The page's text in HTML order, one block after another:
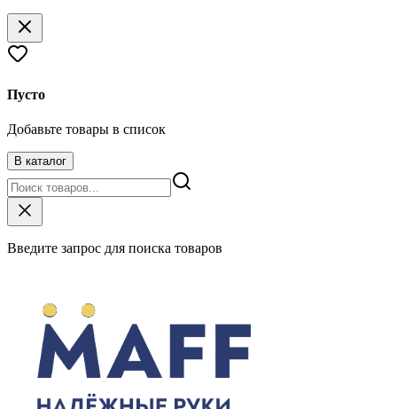
Пусто
Добавьте товары в список
В каталог
Введите запрос для поиска товаров